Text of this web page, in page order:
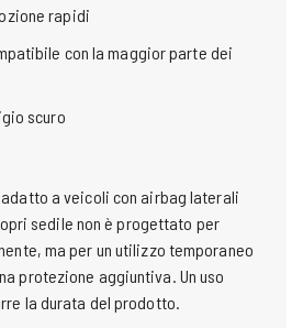
rapidi
con la maggior parte dei
scuro
a veicoli con airbag laterali
sedile non è progettato per
ma per un utilizzo temporaneo
protezione aggiuntiva. Un uso
la durata del prodotto.